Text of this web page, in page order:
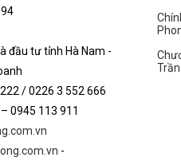
đầu tư tỉnh Hà Nam -
/ 0226 3 552 666
– 0945 113 911
-